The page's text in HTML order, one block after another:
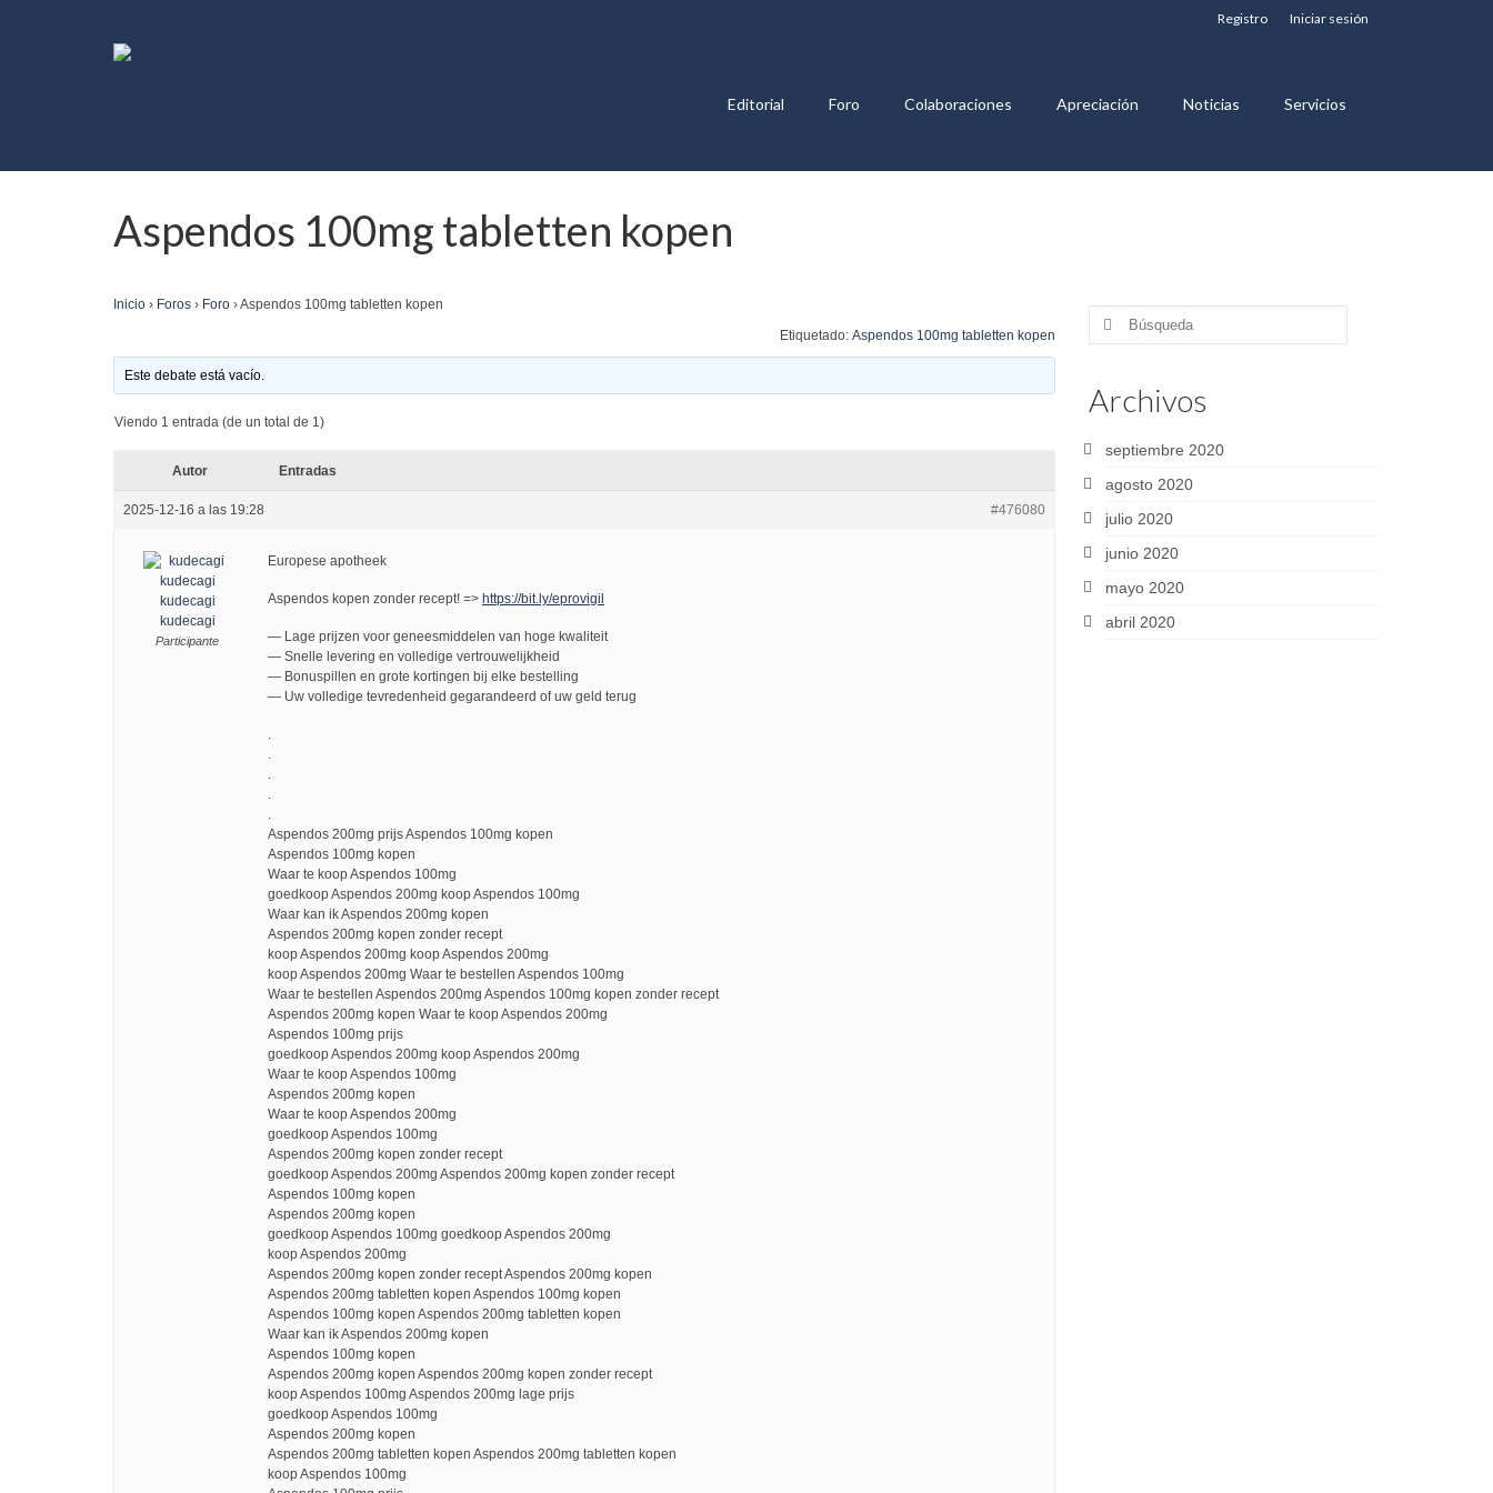
Registro Iniciar sesión
Editorial Foro Colaboraciones Apreciación Noticias Servicios
Aspendos 100mg tabletten kopen
Inicio › Foros › Foro ›Aspendos 100mg tabletten kopen
Etiquetado: Aspendos 100mg tabletten kopen
Este debate está vacío.
Viendo 1 entrada (de un total de 1)
Autor Entradas
2025-12-16 a las 19:28 #476080
kudecagi
kudecagi
Participante
Europese apotheek
Aspendos kopen zonder recept! => https://bit.ly/eprovigil
— Lage prijzen voor geneesmiddelen van hoge kwaliteit
— Snelle levering en volledige vertrouwelijkheid
— Bonuspillen en grote kortingen bij elke bestelling
— Uw volledige tevredenheid gegarandeerd of uw geld terug
.
.
.
.
.
Aspendos 200mg prijs Aspendos 100mg kopen
Aspendos 100mg kopen
Waar te koop Aspendos 100mg
goedkoop Aspendos 200mg koop Aspendos 100mg
Waar kan ik Aspendos 200mg kopen
Aspendos 200mg kopen zonder recept
koop Aspendos 200mg koop Aspendos 200mg
koop Aspendos 200mg Waar te bestellen Aspendos 100mg
Waar te bestellen Aspendos 200mg Aspendos 100mg kopen zonder recept
Aspendos 200mg kopen Waar te koop Aspendos 200mg
Aspendos 100mg prijs
goedkoop Aspendos 200mg koop Aspendos 200mg
Waar te koop Aspendos 100mg
Aspendos 200mg kopen
Waar te koop Aspendos 200mg
goedkoop Aspendos 100mg
Aspendos 200mg kopen zonder recept
goedkoop Aspendos 200mg Aspendos 200mg kopen zonder recept
Aspendos 100mg kopen
Aspendos 200mg kopen
goedkoop Aspendos 100mg goedkoop Aspendos 200mg
koop Aspendos 200mg
Aspendos 200mg kopen zonder recept Aspendos 200mg kopen
Aspendos 200mg tabletten kopen Aspendos 100mg kopen
Aspendos 100mg kopen Aspendos 200mg tabletten kopen
Waar kan ik Aspendos 200mg kopen
Aspendos 100mg kopen
Aspendos 200mg kopen Aspendos 200mg kopen zonder recept
koop Aspendos 100mg Aspendos 200mg lage prijs
goedkoop Aspendos 100mg
Aspendos 200mg kopen
Aspendos 200mg tabletten kopen Aspendos 200mg tabletten kopen
koop Aspendos 100mg
Buscar
Archivos
septiembre 2020
agosto 2020
julio 2020
junio 2020
mayo 2020
abril 2020